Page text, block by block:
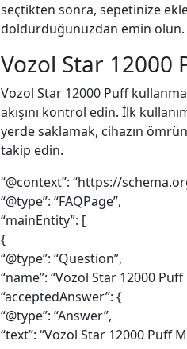
seçtikten sonra, sepetinize
doldurduğunuzdan emin olun.
Vozol Star 12000
Vozol Star 12000 Puff
akışını kontrol edin. İlk
yerde saklamak, cihazın
takip edin.
“@context”: “https://
“@type”: “FAQPage”,
“mainEntity”: [
{
“@type”: “Question”,
“name”: “Vozol Star 12000
“acceptedAnswer”: {
“@type”: “Answer”,
“text”: “Vozol Star 12000 Puff